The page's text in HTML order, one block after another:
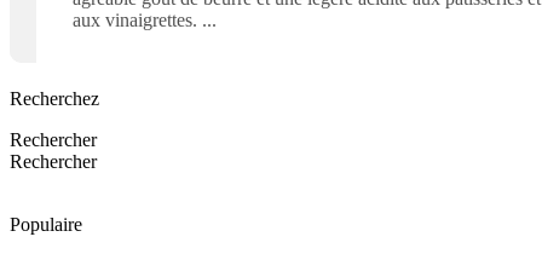
aux vinaigrettes.
Recherchez
Rechercher
Rechercher
Populaire